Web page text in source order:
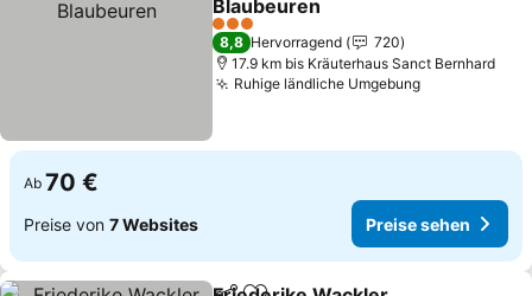
Blaubeuren
Preise sehen
3 Sterne
8,8 Hervorragend
720
17.9 km bis Kräuterhaus Sanct Bernhard
Ruhige ländliche UmgebungPreise sehen
Ab 70 €
Preise von 7 Websites Preise sehen